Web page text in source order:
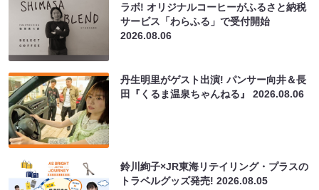
ラボ! オリジナルコーヒーがふるさと納税
サービス「わらふる」で受付開始
2026.08.06
丹生明里がゲスト出演! パンサー向井＆長
田『くるま温泉ちゃんねる』2026.08.06
鈴川絢子×JR東海リテイリング・プラスの
トラベルグッズ発売!2026.08.05